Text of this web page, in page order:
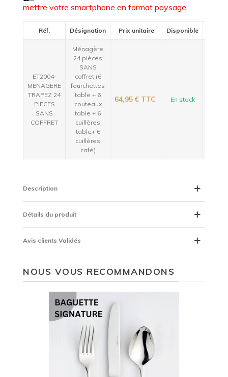
mettre votre smartphone en format paysage.
Réf. Désignation Prix unitaire Disponible
ET2004-
MENAGERE
TRAPEZ 24
PIECES
SANS
COFFRET
Ménagère
24 pièces
SANS
coffret (6
fourchettes
table + 6
couteaux
table + 6
cuillères
table+ 6
cuillères
café)
64,95 € TTC En stock
Description
Détails du produit
Avis clients Validés
NOUS VOUS RECOMMANDONS